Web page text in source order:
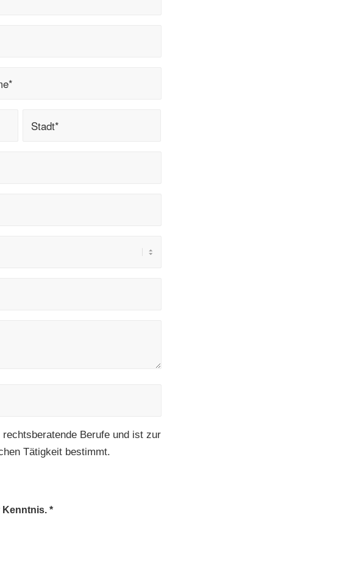
Berufe und ist zur
Tätigkeit bestimmt.
Kenntnis. *